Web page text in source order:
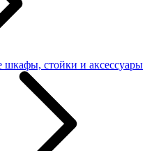
стойки и аксессуары